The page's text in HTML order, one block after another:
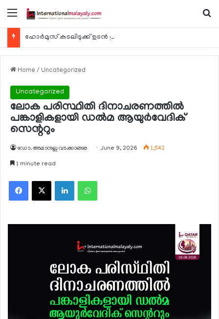
Menu
ഹോര്‍മുസ് കടലിടുക്ക് ഉടന്‍ തുറന്നേക്കും
Home / Uncategorized
Uncategorized
ലോക പരിസ്ഥിതി ദിനാചരണത്തില്‍
പങ്കാളികളായി ഡല്‍മ ആയുര്‍വേദിക്
സെന്ററും
ഡോ. അമാനുല്ല വടക്കാങ്ങര June 9, 2026 1,542
1 minute read
Facebook
X LinkedInWhatsApp